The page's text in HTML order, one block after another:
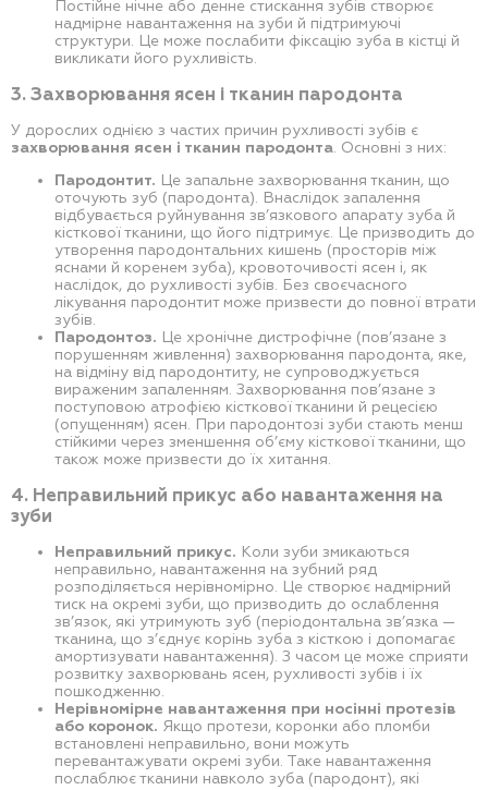
Постійне нічне або денне стискання зубів створює
надмірне навантаження на зуби й підтримуючі
структури. Це може послабити фіксацію зуба в кістці й
викликати його рухливість.
3. Захворювання ясен і тканин пародонта
У дорослих однією з частих причин рухливості зубів є
захворювання ясен і тканин пародонта. Основні з них:
Пародонтит. Це запальне захворювання тканин, що
оточують зуб (пародонта). Внаслідок запалення
відбувається руйнування зв’язкового апарату зуба й
кісткової тканини, що його підтримує. Це призводить до
утворення пародонтальних кишень (просторів між
яснами й коренем зуба), кровоточивості ясен і, як
наслідок, до рухливості зубів. Без своєчасного
лікування пародонтит може призвести до повної втрати
зубів.
Пародонтоз. Це хронічне дистрофічне (пов’язане з
порушенням живлення) захворювання пародонта, яке,
на відміну від пародонтиту, не супроводжується
вираженим запаленням. Захворювання пов’язане з
поступовою атрофією кісткової тканини й рецесією
(опущенням) ясен. При пародонтозі зуби стають менш
стійкими через зменшення об’єму кісткової тканини, що
також може призвести до їх хитання.
4. Неправильний прикус або навантаження на
зуби
Неправильний прикус. Коли зуби змикаються
неправильно, навантаження на зубний ряд
розподіляється нерівномірно. Це створює надмірний
тиск на окремі зуби, що призводить до ослаблення
зв’язок, які утримують зуб (періодонтальна зв’язка —
тканина, що з’єднує корінь зуба з кісткою і допомагає
амортизувати навантаження). З часом це може сприяти
розвитку захворювань ясен, рухливості зубів і їх
пошкодженню.
Нерівномірне навантаження при носінні протезів
або коронок. Якщо протези, коронки або пломби
встановлені неправильно, вони можуть
перевантажувати окремі зуби. Таке навантаження
послаблює тканини навколо зуба (пародонт), які